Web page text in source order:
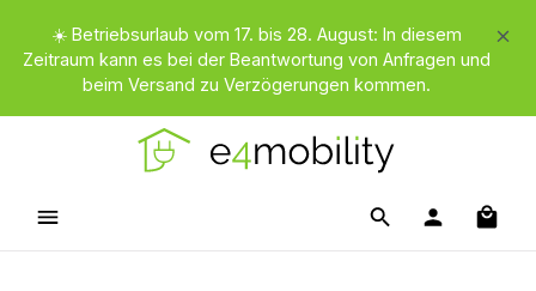
Zum Hauptinhalt springen
☀️ Betriebsurlaub vom 17. bis 28. August: In diesem
Zeitraum kann es bei der Beantwortung von Anfragen und
beim Versand zu Verzögerungen kommen.